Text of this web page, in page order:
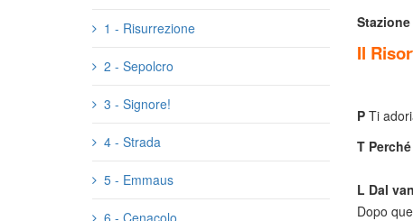
1 - Risurrezione
2 - Sepolcro
3 - Signore!
4 - Strada
5 - Emmaus
6 - Cenacolo
Stazione
Il
PTi
TPerché
L Dal
Dopo